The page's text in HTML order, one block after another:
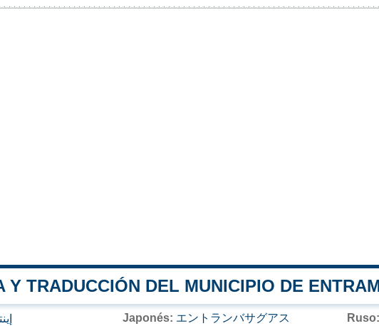
Y TRADUCCIÓN DEL MUNICIPIO DE
Japonés: エントランバサグアス Ruso: